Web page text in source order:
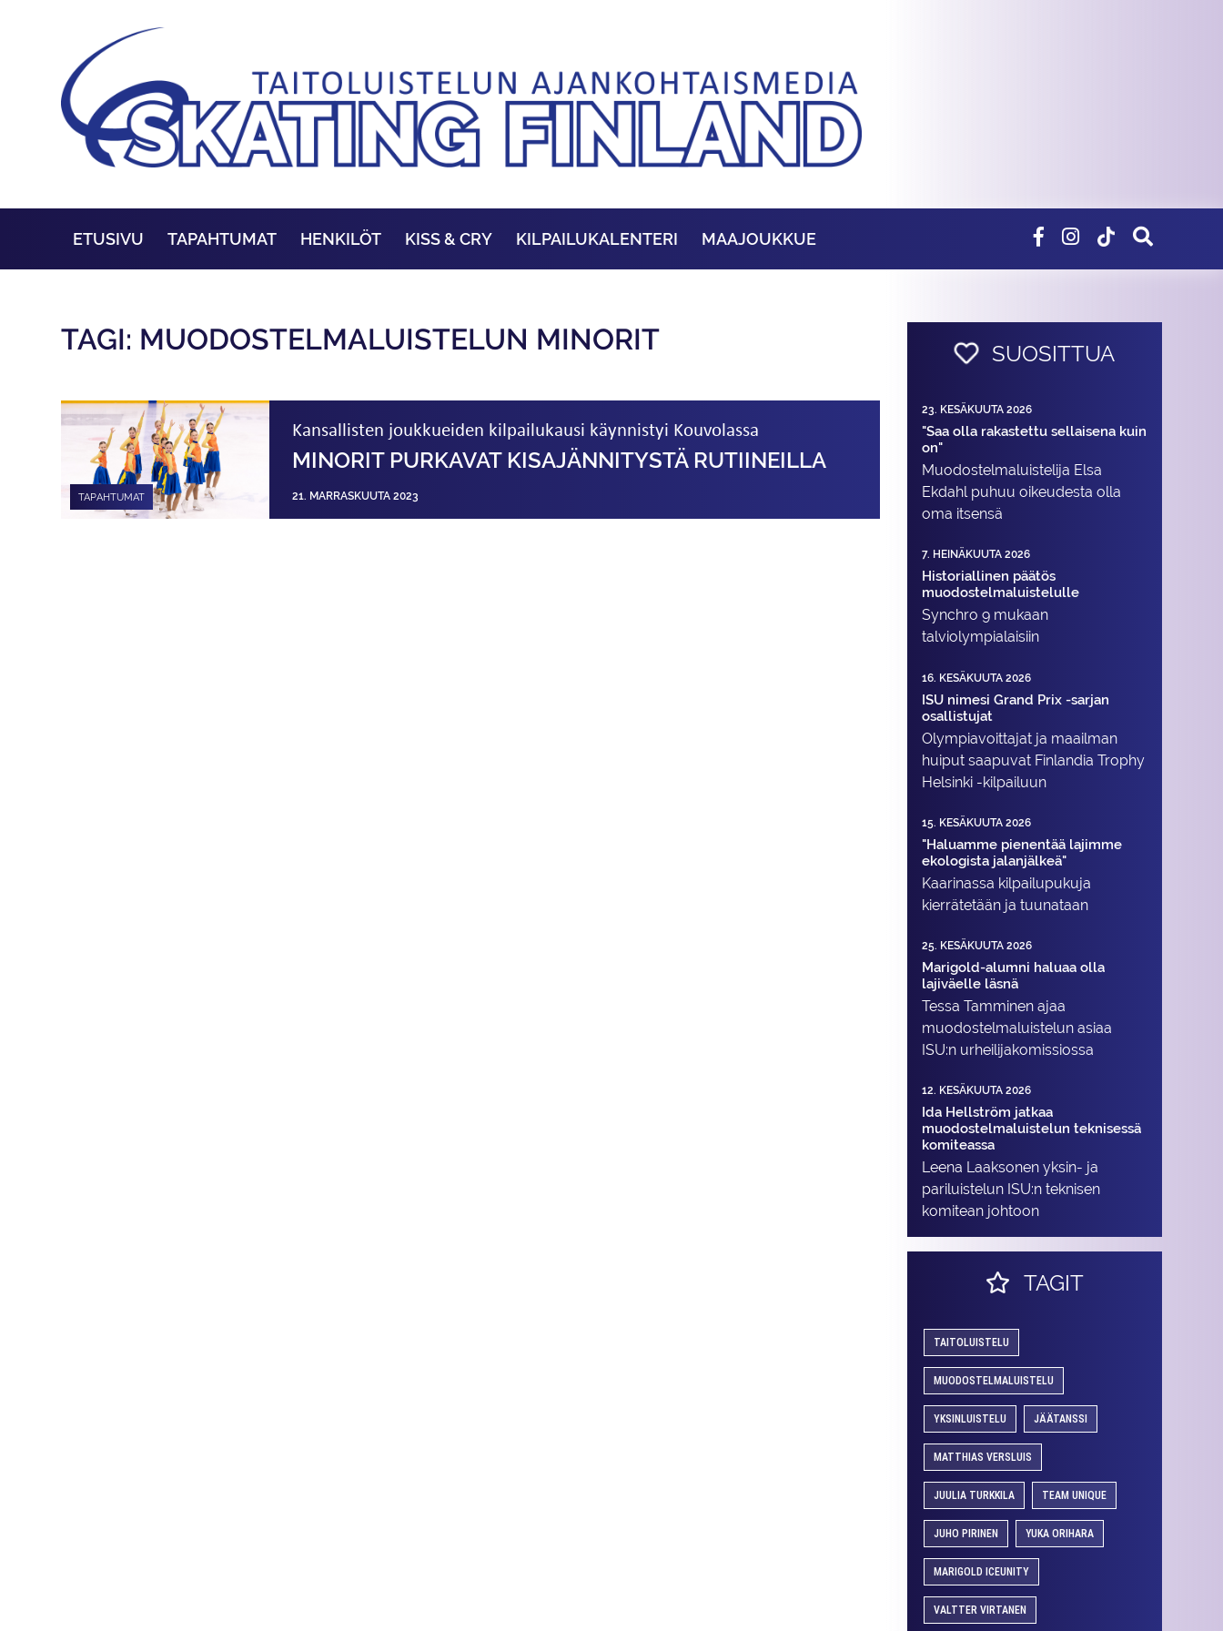
ETUSIVU TAPAHTUMAT HENKILÖT KISS & CRY KILPAILUKALENTERI MAAJOUKKUE
TAGI: MUODOSTELMALUISTELUN MINORIT
TAPAHTUMAT
Kansallisten joukkueiden kilpailukausi käynnistyi Kouvolassa
MINORIT PURKAVAT KISAJÄNNITYSTÄ RUTIINEILLA
21. MARRASKUUTA 2023
SUOSITTUA
23. KESÄKUUTA 2026
"Saa olla rakastettu sellaisena kuin
on"
Muodostelma­luistelija Elsa
Ekdahl puhuu oikeudesta olla
oma itsensä
7. HEINÄKUUTA 2026
Historiallinen päätös
muodostelmaluistelulle
Synchro 9 mukaan
talviolympialaisiin
16. KESÄKUUTA 2026
ISU nimesi Grand Prix -sarjan
osallistujat
Olympiavoittajat ja maailman
huiput saapuvat Finlandia Trophy
Helsinki -kilpailuun
15. KESÄKUUTA 2026
"Haluamme pienentää lajimme
ekologista jalanjälkeä"
Kaarinassa kilpailupukuja
kierrätetään ja tuunataan
25. KESÄKUUTA 2026
Marigold-alumni haluaa olla
lajiväelle läsnä
Tessa Tamminen ajaa
muodostelma­luistelun asiaa
ISU:n urheilija­komissiossa
12. KESÄKUUTA 2026
Ida Hellström jatkaa
muodostelmaluistelun teknisessä
komiteassa
Leena Laaksonen yksin- ja
pariluistelun ISU:n teknisen
komitean johtoon
TAGIT
TAITOLUISTELU
MUODOSTELMALUISTELU
YKSINLUISTELU JÄÄTANSSI
MATTHIAS VERSLUIS
JUULIA TURKKILA TEAM UNIQUE
JUHO PIRINEN YUKA ORIHARA
MARIGOLD ICEUNITY
VALTTER VIRTANEN